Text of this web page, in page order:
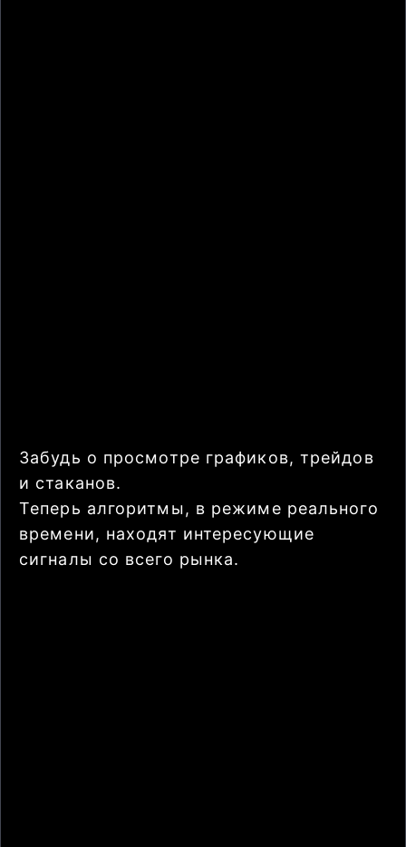
Забудь о просмотре графиков, трейдов
и стаканов.
Теперь алгоритмы, в режиме реального
времени, находят интересующие
сигналы со всего рынка.